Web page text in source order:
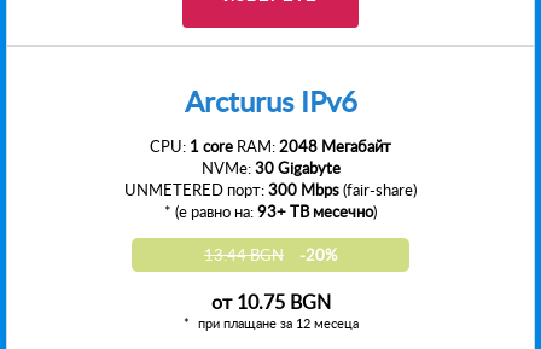
Arcturus IPv6
CPU: 1 core RAM:2048 Мегабайт
NVMe:30 Gigabyte
UNMETERED порт:300 Mbps(fair-share)
* (е равно на:93+ TB месечно)
13.44 BGN
-20%
от10.75 BGN
при плащане за 12 месеца